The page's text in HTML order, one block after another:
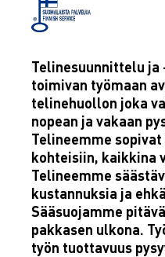
Telinesuunnittelu
toimivan työmaan
telinehuollon joka
nopean ja vakaan
Telineemme
kohteisiin, kaikkina
Telineemme
kustannuksia ja
Sääsuojamme
pakkasen ulkona.
työn tuottavuus